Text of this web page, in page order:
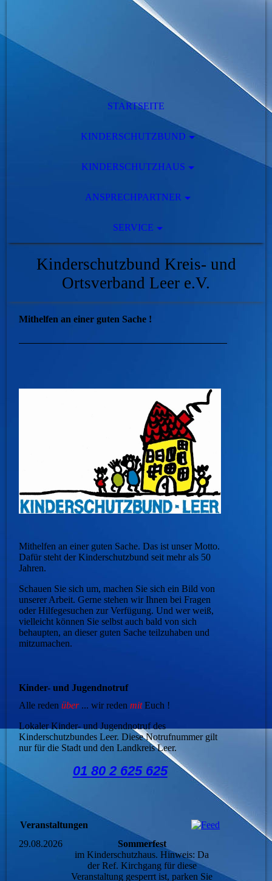
STARTSEITE
KINDERSCHUTZBUND
KINDERSCHUTZHAUS
ANSPRECHPARTNER
SERVICE
Kinderschutzbund Kreis- und
Ortsverband Leer e.V.
Mithelfen an einer guten Sache !
Mithelfen an einer guten Sache. Das ist unser Motto.
Dafür steht der Kinderschutzbund seit mehr als 50
Jahren.
Schauen Sie sich um, machen Sie sich ein Bild von
unserer Arbeit. Gerne stehen wir Ihnen bei Fragen
oder Hilfegesuchen zur Verfügung. Und wer weiß,
vielleicht können Sie selbst auch bald von sich
behaupten, an dieser guten Sache teilzuhaben und
mitzumachen.
Kinder- und Jugendnotruf
Alle redenüber... wir redenmitEuch !
Lokaler Kinder- und Jugendnotruf des
Kinderschutzbundes Leer. Diese Notrufnummer gilt
nur für die Stadt und den Landkreis Leer.
01 80 2 625 625
Veranstaltungen
29.08.2026
Sommerfest
im Kinderschutzhaus. Hinweis: Da
der Ref. Kirchgang für diese
Veranstaltung gesperrt ist, parken Sie